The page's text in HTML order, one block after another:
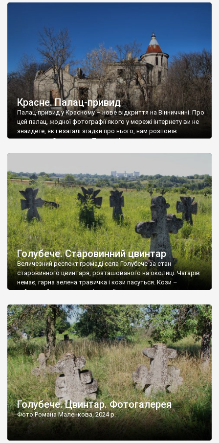
Красне. Палац-привид
Палац-привид у Красному – нове відкриття на Вінниччині. Про
цей палац, жодної фотографії якого у мережі інтернету ви не
знайдете, як і взагалі згадки про нього, нам розповів
мешканець Самгородка. Палац у Красному вразив не лише
Голубече. Старовинний цвинтар
Величезний респект громаді села Голубече за стан
старовинного цвинтаря, розташованого на околиці. Чагарів
немає, гарна зелена травичка і кози пасуться. Кози –
найкращий регулятор шкідливої, для старих кладовищ,
бруньками, кози ті бруньки обгризають, бо то улюблений
делікатес. На цвинтарі у Голубечому ціла колекція
різноманітних форм хрестів. Село відносно невелике, […]
Голубече. Цвинтар. Фотогалерея
Фото Романа Маленкова, 2024 р.